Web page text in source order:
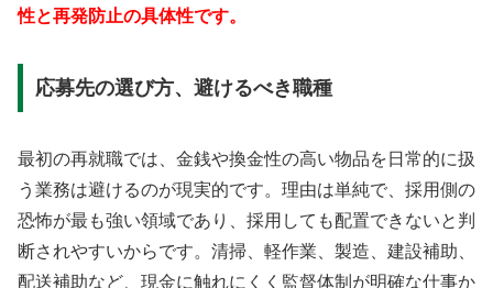
性と再発防止の具体性です。
応募先の選び方、避けるべき職種
最初の再就職では、金銭や換金性の高い物品を日常的に扱
う業務は避けるのが現実的です。理由は単純で、採用側の
恐怖が最も強い領域であり、採用しても配置できないと判
断されやすいからです。清掃、軽作業、製造、建設補助、
配送補助など、現金に触れにくく監督体制が明確な仕事か